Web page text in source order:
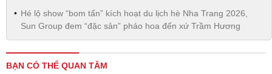
Hé lộ show “bom tấn” kích hoạt du lịch hè Nha Trang 2026,
Sun Group đem “đặc sản” pháo hoa đến xứ Trầm Hương
BẠN CÓ THỂ QUAN TÂM